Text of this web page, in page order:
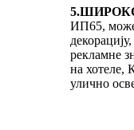
5.
ИП65, може
рекламне
на хотеле,
улично